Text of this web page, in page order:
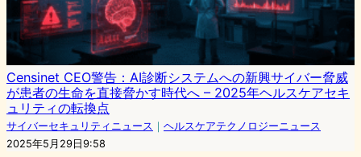
Censinet CEO警告：AI診断システムへの新興サイバー脅威
が患者の生命を直接脅かす時代へ – 2025年ヘルスケアセキ
ュリティの転換点
サイバーセキュリティニュース ｜ ヘルスケアテクノロジーニュース
2025年5月29日9:58